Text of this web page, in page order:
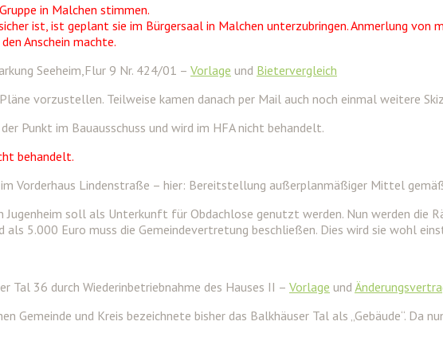
in Malchen stimmen.
ist, ist geplant sie im Bürgersaal in Malchen unterzubringen. Anmerlung von
Anschein machte.
Seeheim,Flur 9 Nr. 424/01 – Vorlage und Bietervergleich
vorzustellen. Teilweise kamen danach per Mail auch noch einmal weitere
Punkt im Bauausschuss und wird im HFA nicht behandelt.
behandelt.
Lindenstraße – hier: Bereitstellung außerplanmäßiger Mittel
Jugenheim soll als Unterkunft für Obdachlose genutzt werden. Nun werden die
5.000 Euro muss die Gemeindevertretung beschließen. Dies wird sie wohl
36 durch Wiederinbetriebnahme des Hauses II – Vorlage und
Gemeinde und Kreis bezeichnete bisher das Balkhäuser Tal als „Gebäude“. Da